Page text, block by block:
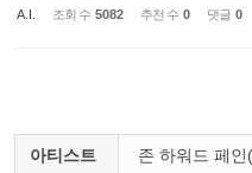
A.I. 조회 수 5082 추천 수 0 댓글 0
아티스트 존 하워드 페